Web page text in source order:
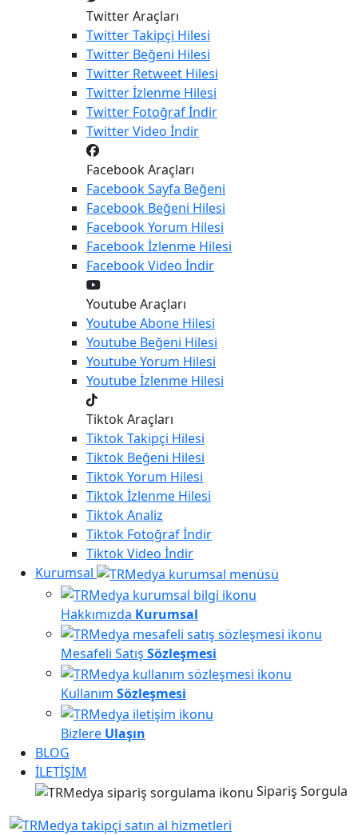
Twitter Araçları
TwitterTakipçi Hilesi
Twitter Beğeni Hilesi
Twitter Retweet Hilesi
Twitterİzlenme Hilesi
Twitter Fotoğraf İndir
TwitterVideo İndir
Facebook Araçları
FacebookSayfa Beğeni
Facebook Beğeni Hilesi
FacebookYorum Hilesi
Facebookİzlenme Hilesi
FacebookVideo İndir
Youtube Araçları
YoutubeAbone Hilesi
Youtube Beğeni Hilesi
YoutubeYorum Hilesi
Youtubeİzlenme Hilesi
Tiktok Araçları
TiktokTakipçi Hilesi
Tiktok Beğeni Hilesi
TiktokYorum Hilesi
Tiktokİzlenme Hilesi
TiktokAnaliz
Tiktok Fotoğraf İndir
TiktokVideo İndir
Kurumsal
Hakkımızda Kurumsal
Mesafeli Satış Sözleşmesi
Kullanım Sözleşmesi
Bizlere Ulaşın
BLOG
İLETİŞİM
Sipariş Sorgula